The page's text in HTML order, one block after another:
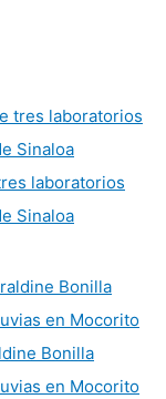
laboratorios
Sinaloa
Bonilla
en Mocorito